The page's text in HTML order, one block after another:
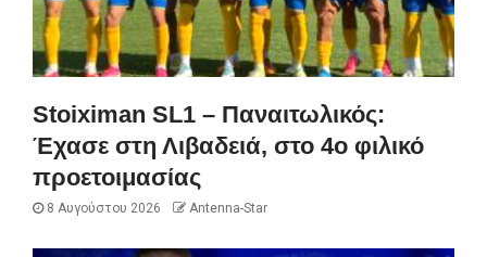
Stoiximan SL1 – Παναιτωλικός:
Έχασε στη Λιβαδειά, στο 4ο φιλικό
προετοιμασίας
8 Αυγούστου 2026 Antenna-Star